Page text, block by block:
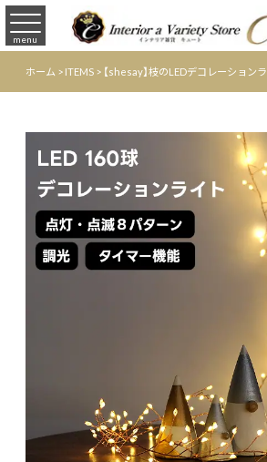
menu
ホーム >ITEMS > 【shesay】枝のLEDデコレーショ